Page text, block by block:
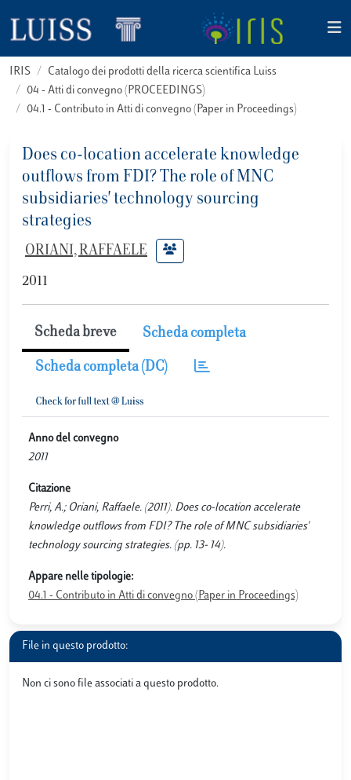
IRIS
Catalogo dei prodotti della ricerca scientifica Luiss
04 - Atti di convegno (PROCEEDINGS)
04.1 - Contributo in Atti di convegno (Paper in Proceedings)
Does co-location accelerate knowledge
outflows from FDI? The role of MNC
subsidiaries' technology sourcing
strategies
ORIANI, RAFFAELE
2011
Scheda breve Scheda completa
Scheda completa (DC)
Anno del convegno
2011
Citazione
Perri, A.; Oriani, Raffaele. (2011). Does co-location accelerate
knowledge outflows from FDI? The role of MNC subsidiaries'
technology sourcing strategies. (pp. 13- 14).
Appare nelle tipologie:
04.1 - Contributo in Atti di convegno (Paper in Proceedings)
File in questo prodotto:
Non ci sono file associati a questo prodotto.